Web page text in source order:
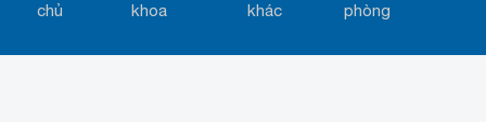
chủ
khoa
khác
phòng